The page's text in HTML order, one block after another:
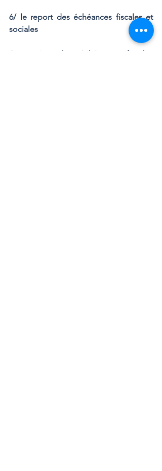
6/ le report des échéances fiscales et
sociales
A ce jour les échéances fiscales